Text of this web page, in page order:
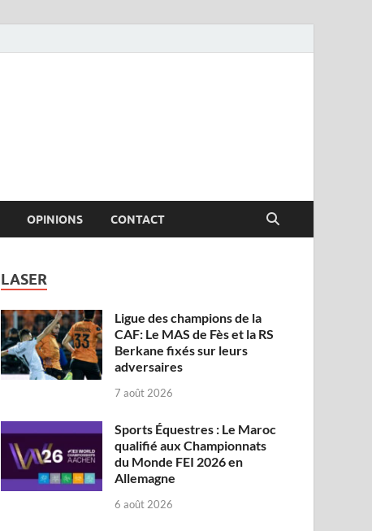
OPINIONS CONTACT
LASER
Ligue des champions de la
CAF: Le MAS de Fès et la RS
Berkane fixés sur leurs
adversaires
7 août 2026
Sports Équestres : Le Maroc
qualifié aux Championnats
du Monde FEI 2026 en
Allemagne
6 août 2026